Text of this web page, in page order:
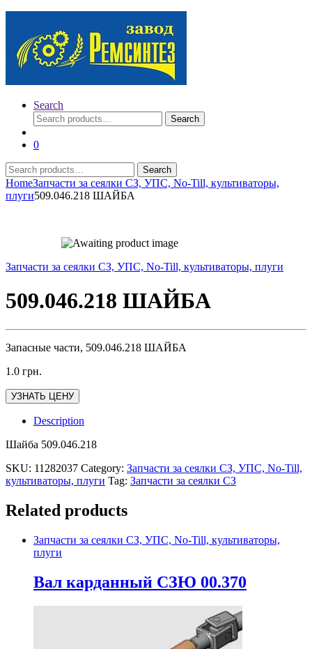
Search
Search
for:
Search
0
Search
for:
Search
HomeЗапчасти за сеялки СЗ, УПС, No-Till, культиваторы,
плуги509.046.218 ШАЙБА
Запчасти за сеялки СЗ, УПС, No-Till, культиваторы, плуги
509.046.218 ШАЙБА
Запасные части, 509.046.218 ШАЙБА
1.0 грн.
УЗНАТЬ ЦЕНУ
Description
Шайба 509.046.218
SKU: 11282037 Category: Запчасти за сеялки СЗ, УПС, No-Till,
культиваторы, плуги Tag: Запчасти за сеялки СЗ
Related products
Запчасти за сеялки СЗ, УПС, No-Till, культиваторы,
плуги
Вал карданный СЗЮ 00.370